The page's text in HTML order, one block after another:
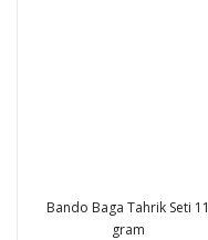
Bando Baga Tahrik Seti 11
gram